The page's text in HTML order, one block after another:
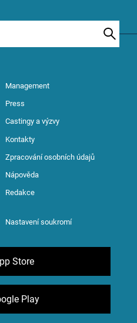
Management
Press
Castingy a výzvy
Kontakty
Zpracování osobních údajů
Nápověda
Redakce
Nastavení soukromí
Store
Play